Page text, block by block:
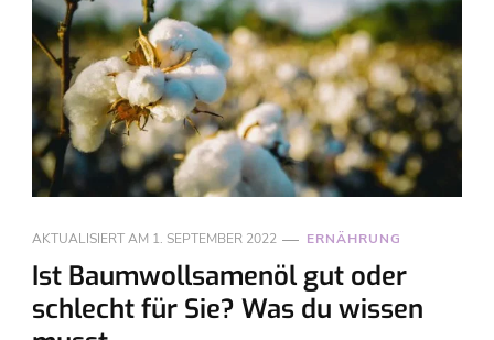
AKTUALISIERT AM 1. SEPTEMBER 2022 ERNÄHRUNG
Ist Baumwollsamenöl gut oder
schlecht für Sie? Was du wissen